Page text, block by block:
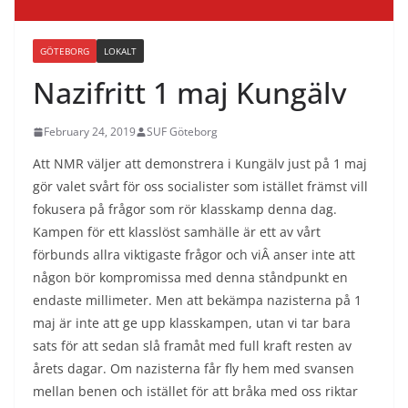
GÖTEBORG LOKALT
Nazifritt 1 maj Kungälv
February 24, 2019 SUF Göteborg
Att NMR väljer att demonstrera i Kungälv just på 1 maj
gör valet svårt för oss socialister som istället främst vill
fokusera på frågor som rör klasskamp denna dag.
Kampen för ett klasslöst samhälle är ett av vårt
förbunds allra viktigaste frågor och viÂ anser inte att
någon bör kompromissa med denna ståndpunkt en
endaste millimeter. Men att bekämpa nazisterna på 1
maj är inte att ge upp klasskampen, utan vi tar bara
sats för att sedan slå framåt med full kraft resten av
årets dagar. Om nazisterna får fly hem med svansen
mellan benen och istället för att bråka med oss riktar